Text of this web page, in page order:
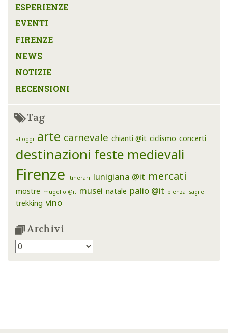
ESPERIENZE
EVENTI
FIRENZE
NEWS
NOTIZIE
RECENSIONI
Tag
alloggi arte carnevale chianti @it ciclismo concerti
destinazioni feste medievali
Firenze itinerari lunigiana @it mercati
mostre mugello @it musei natale palio @it pienza sagre
trekking vino
Archivi
Archivi